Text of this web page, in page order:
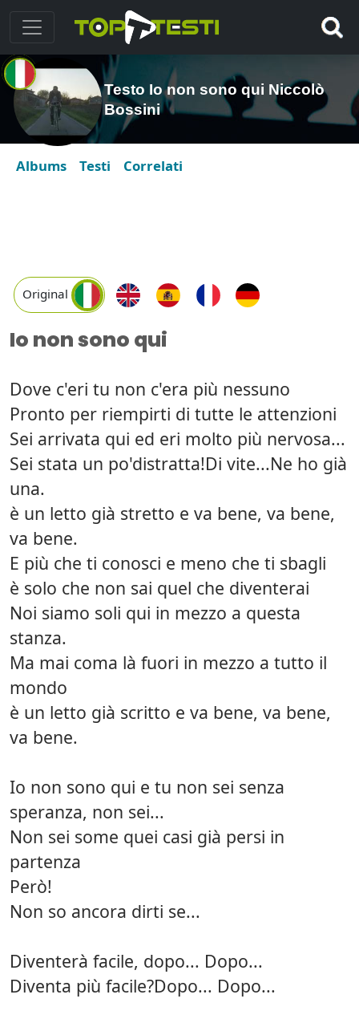
Testo Io non sono qui Niccolò
Bossini
Albums Testi Correlati
Original
Io non sono qui
Dove c'eri tu non c'era più nessuno
Pronto per riempirti di tutte le attenzioni
Sei arrivata qui ed eri molto più nervosa...
Sei stata un po'distratta!Di vite...Ne ho già
una.
è un letto già stretto e va bene, va bene,
va bene.
E più che ti conosci e meno che ti sbagli
è solo che non sai quel che diventerai
Noi siamo soli qui in mezzo a questa
stanza.
Ma mai coma là fuori in mezzo a tutto il
mondo
è un letto già scritto e va bene, va bene,
va bene.
Io non sono qui e tu non sei senza
speranza, non sei...
Non sei some quei casi già persi in
partenza
Però!
Non so ancora dirti se...
Diventerà facile, dopo... Dopo...
Diventa più facile?Dopo... Dopo...